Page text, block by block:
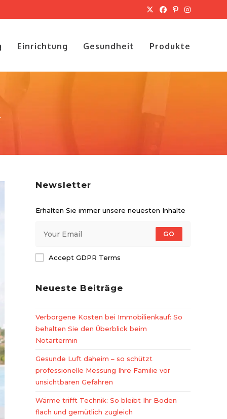
Einrichtung Gesundheit Produkte
Newsletter
Erhalten Sie immer unsere neuesten Inhalte
GO
Accept GDPR Terms
Neueste Beiträge
Verborgene Kosten bei Immobilienkauf: So
behalten Sie den Überblick beim
Notartermin
Gesunde Luft daheim – so schützt
professionelle Messung Ihre Familie vor
unsichtbaren Gefahren
Wärme trifft Technik: So bleibt Ihr Boden
flach und gemütlich zugleich